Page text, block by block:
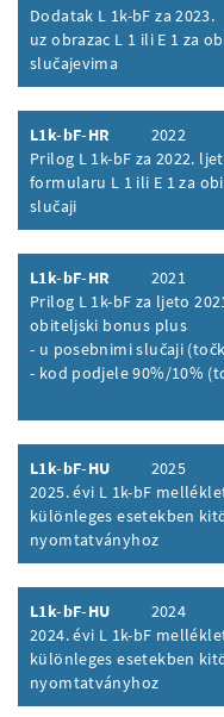
Dodatak L 1k-bF za 2023.
uz obrazac L 1 ili E 1 za
slučajevima
Inhalt aufklappen
L1k-bF-HR
2022
Prilog L 1k-bF za 2022.
formularu L 1 ili E 1 za
slučaji
Inhalt aufklappen
L1k-bF-HR
2021
Prilog L 1k-bF za ljeto
obiteljski bonus plus
- u posebnimi slučaji
- kod podjele 90%/10%
Inhalt aufklappen
L1k-bF-HU
2025
2025. évi L 1k-bF
különleges esetekben
nyomtatványhoz
Inhalt aufklappen
L1k-bF-HU
2024
2024. évi L 1k-bF
különleges esetekben
nyomtatványhoz
Inhalt aufklappen